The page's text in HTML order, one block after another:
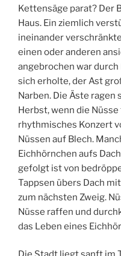
Kettensäge parat? Der
Haus. Ein ziemlich
ineinander
einen oder anderen
angebrochen war
sich erholte, der Ast
Narben. Die Äste ragen
Herbst, wenn die
rhythmisches Konzert
Nüssen auf Blech.
Eichhörnchen aufs
gefolgt ist von
Tappsen übers Dach
zum nächsten Zweig.
Nüsse raffen und
das Leben eines